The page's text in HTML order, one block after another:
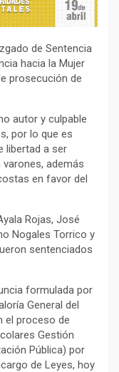
de Sentencia
hacia la Mujer
prosecución de
autor y culpable
por lo que es
libertad a ser
varones, además
en favor del
Rojas, José
Nogales Torrico y
sentenciados
formulada por
General del
el proceso de
Gestión
Pública) por
de Leyes, hoy